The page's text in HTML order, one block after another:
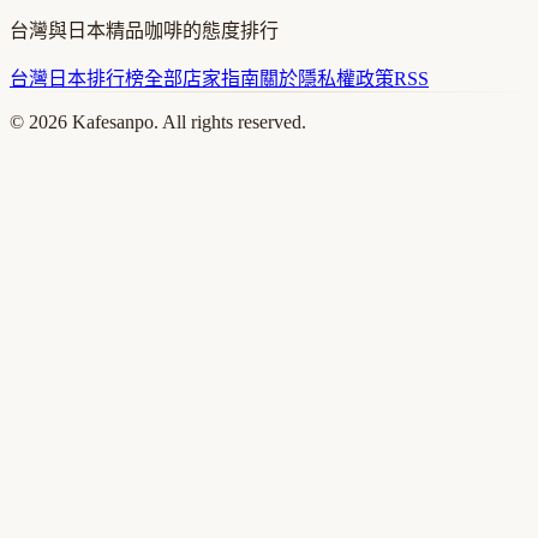
台灣與日本精品咖啡的態度排行
台灣 日本排行榜全部店家指南關於隱私權政策RSS
© 2026 Kafesanpo. All rights reserved.